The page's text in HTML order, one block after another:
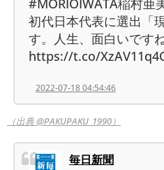
#MORIOIWATA稲村亜
初代日本代表に選出「
す。人生、面白いです
https://t.co/
2022-07-18 04:54:46
（出典 @PAKUPAKU_1990）
毎日新聞